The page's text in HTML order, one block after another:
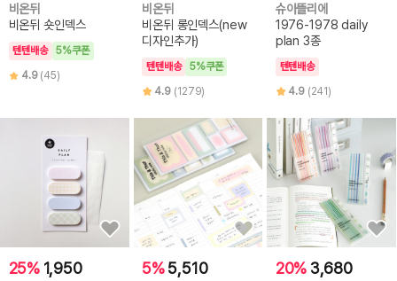
비온뒤
비온뒤 숏인덱스
텐텐배송
5%쿠폰
4.9 (45)
비온뒤
비온뒤 롱인덱스(new
디자인추가)
텐텐배송
5%쿠폰
4.9 (1279)
슈아뜰리에
1976-1978 daily
plan 3종
텐텐배송
4.9 (241)
25% 1,950 5%5,510 20% 3,680